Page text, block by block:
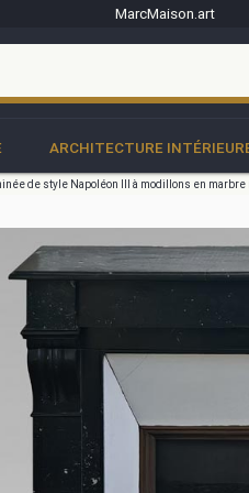
MarcMaison.art
ARCHITECTURE
de style Napoléon III à modillons en